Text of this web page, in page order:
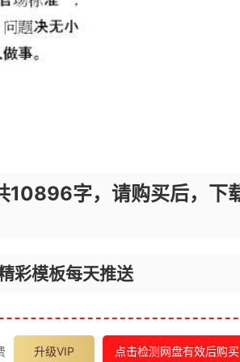
10896字，请购买后，下
彩模板每天推送
升级VIP 点击检测网盘有效后购买